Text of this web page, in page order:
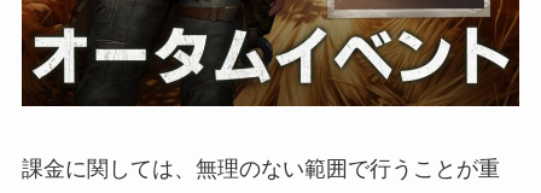
課金に関しては、無理のない範囲で行うことが重